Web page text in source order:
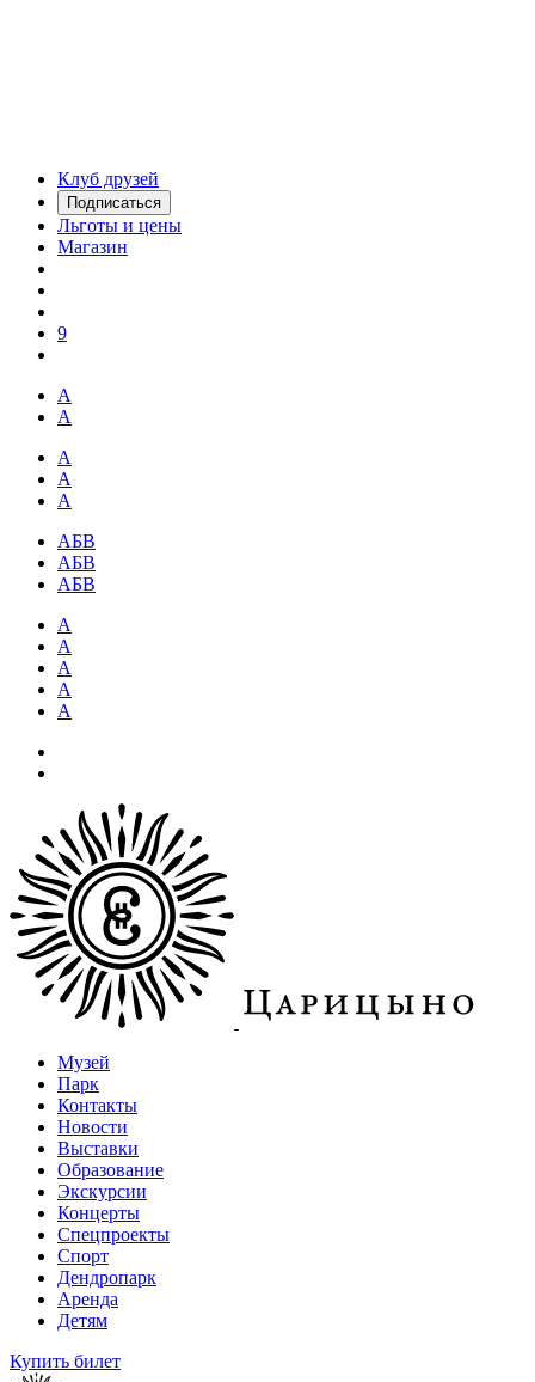
Клуб друзей
Подписаться
Льготы и цены
Магазин
9
А
А
А
А
А
АБВ
АБВ
АБВ
А
А
А
А
А
Музей
Парк
Контакты
Новости
Выставки
Образование
Экскурсии
Концерты
Спецпроекты
Спорт
Дендропарк
Аренда
Детям
Купить билет